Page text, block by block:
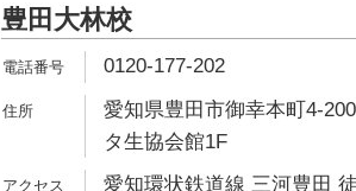
豊田大林校
0120-177-202
愛知県豊田市御幸本町4-
タ生協会館1F
愛知環状鉄道線 三河豊田